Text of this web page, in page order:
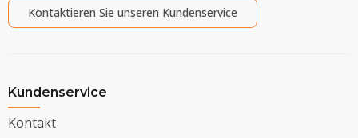
Kontaktieren Sie unseren Kundenservice
Kundenservice
Kontakt